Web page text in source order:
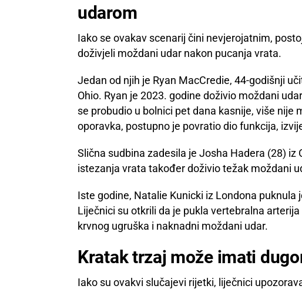
udarom
Iako se ovakav scenarij čini nevjerojatnim,
doživjeli moždani udar nakon pucanja vrata.
Jedan od njih je Ryan MacCredie, 44-godišnji
Ohio. Ryan je 2023. godine doživio moždani
se probudio u bolnici pet dana kasnije, više
oporavka, postupno je povratio dio funkcija,
Slična sudbina zadesila je Josha Hadera (28)
istezanja vrata također doživio težak moždani
Iste godine, Natalie Kunicki iz Londona
Liječnici su otkrili da je pukla vertebralna
krvnog ugruška i naknadni moždani udar.
Kratak trzaj može imati
Iako su ovakvi slučajevi rijetki, liječnici